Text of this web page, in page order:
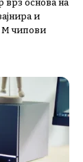
врз основа на
и
М чипови